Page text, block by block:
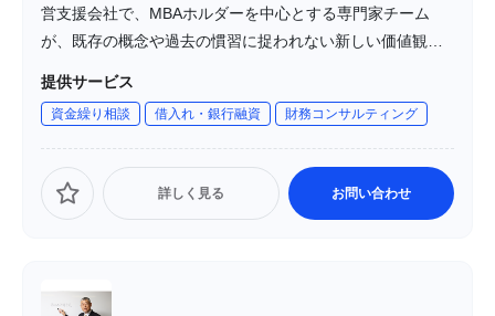
営支援会社で、MBAホルダーを中心とする専門家チーム
が、既存の概念や過去の慣習に捉われない新しい価値観を
営のための経理・人事労務・法務・財務などの基本スキル
の構築を、IT活用や各種専門家との連携を通じて提供し、
財務力の強化と向上を支援しています。
提供サービス
資金繰り相談 借入れ・銀行融資 財務コンサルティング
詳しく見る お問い合わせ